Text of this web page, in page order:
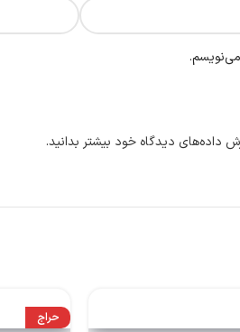
داده‌های دیدگاه خود بیشتر بدانید.
حراج